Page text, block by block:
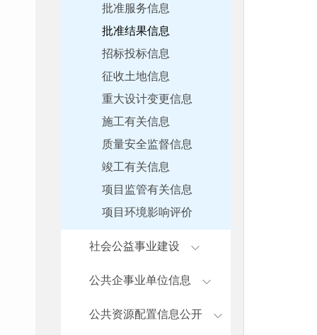
批准服务信息
批准结果信息
招标投标信息
征收土地信息
重大设计变更信息
施工有关信息
质量安全监督信息
竣工有关信息
项目监管有关信息
项目环境影响评价
社会公益事业建设
公共企事业单位信息
公共资源配置信息公开